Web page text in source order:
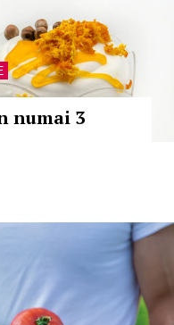
numai 3